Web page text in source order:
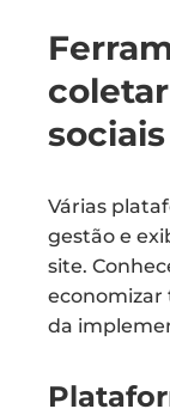
sociais
Várias
gestão e
site.
economizar
da